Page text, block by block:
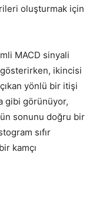
oluşturmak için
MACD sinyali
ikincisi
yönlü bir itişi
gibi görünüyor,
sonunu doğru bir
sıfır
kamçı